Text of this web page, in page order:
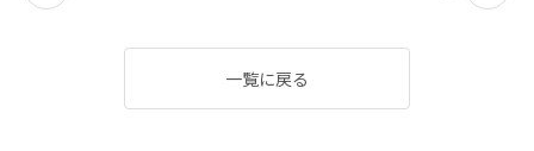
一覧に戻る